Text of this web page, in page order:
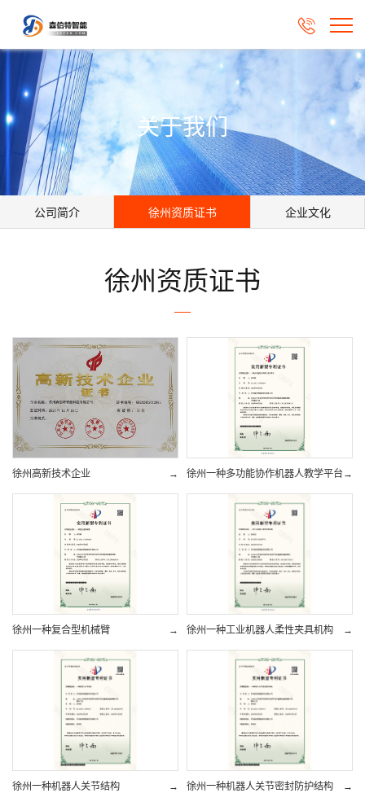

关于我们
公司简介 徐州资质证书 企业文化
徐州资质证书
→
徐州高新技术企业 →
徐州一种多功能协作机器人教学平台
→
徐州一种复合型机械臂 →
徐州一种工业机器人柔性夹具机构
→
徐州一种机器人关节结构 →
徐州一种机器人关节密封防护结构